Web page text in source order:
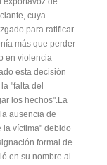
cuya
para ratificar
más que perder
en violencia
esta decisión
"falta del
los hechos".La
ausencia de
la víctima" debido
formal de
en su nombre al